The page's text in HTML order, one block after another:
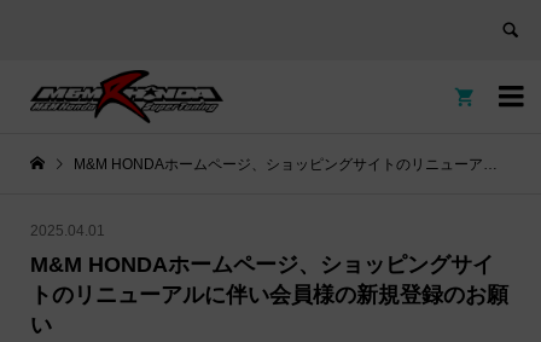


M&M HONDAホームページ、ショッピングサイトのリニューアルに伴い会員様の新規登録のお願い
2025.04.01
M&M HONDAホームページ、ショッピングサイ
トのリニューアルに伴い会員様の新規登録のお願
い